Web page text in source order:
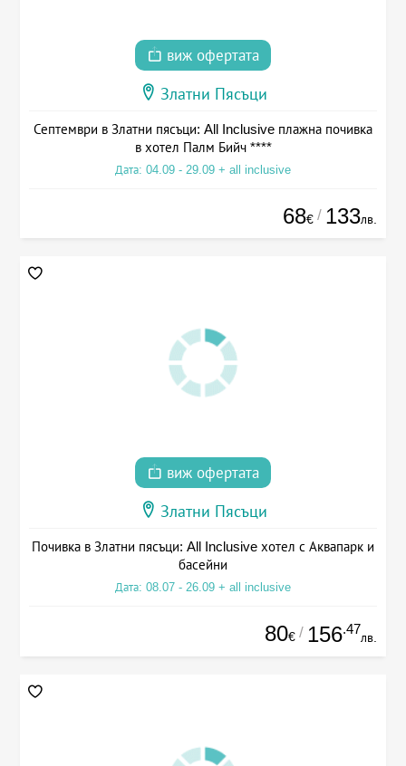
виж офертата
Златни Пясъци
Септември в Златни пясъци: All Inclusive плажна почивка
в хотел Палм Бийч ****
Дата: 04.09 - 29.09 + all inclusive
68€ / 133лв.
виж офертата
Златни Пясъци
Почивка в Златни пясъци: All Inclusive хотел с Аквапарк и
басейни
Дата: 08.07 - 26.09 + all inclusive
80€ / 156.47
лв.